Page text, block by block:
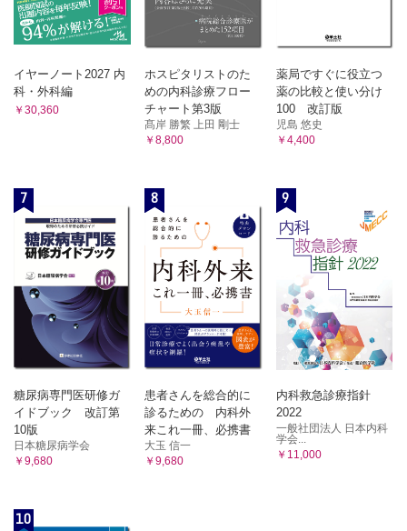
イヤーノート2027 内
科・外科編
￥30,360
ホスピタリストのた
めの内科診療フロー
チャート第3版
髙岸 勝繁 上田 剛士
￥8,800
薬局ですぐに役立つ
薬の比較と使い分け
100 改訂版
児島 悠史
￥4,400
7
糖尿病専門医研修ガ
イドブック 改訂第
10版
日本糖尿病学会
￥9,680
8
患者さんを総合的に
診るための 内科外
来これ一冊、必携書
大玉 信一
￥9,680
9
内科救急診療指針
2022
一般社団法人 日本内科
学会...
￥11,000
10